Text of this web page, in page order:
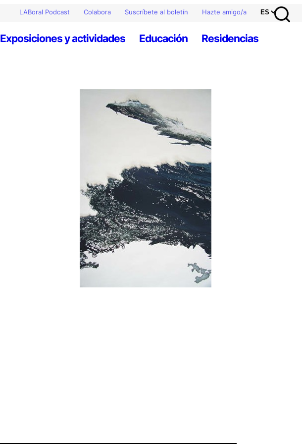
LABoral Podcast Colabora Suscríbete al boletín Hazte amigo/a
Exposiciones y actividades Educación Residencias